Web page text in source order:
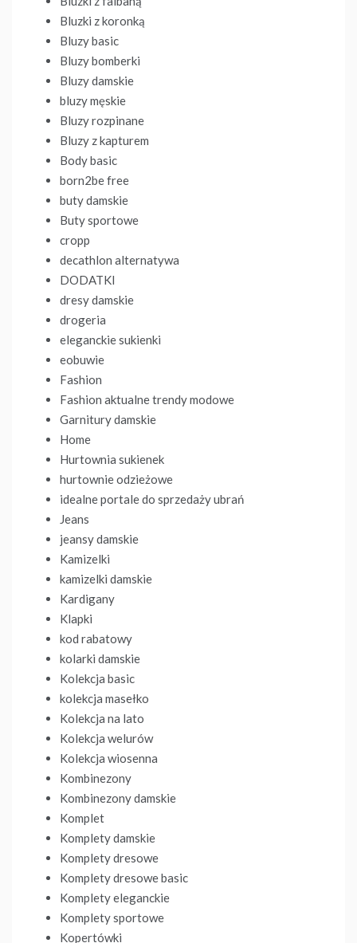
Bluzki z koronką
Bluzy basic
Bluzy bomberki
Bluzy damskie
bluzy męskie
Bluzy rozpinane
Bluzy z kapturem
Body basic
born2be free
buty damskie
Buty sportowe
cropp
decathlon alternatywa
DODATKI
dresy damskie
drogeria
eleganckie sukienki
eobuwie
Fashion
Fashion aktualne trendy modowe
Garnitury damskie
Home
Hurtownia sukienek
hurtownie odzieżowe
idealne portale do sprzedaży ubrań
Jeans
jeansy damskie
Kamizelki
kamizelki damskie
Kardigany
Klapki
kod rabatowy
kolarki damskie
Kolekcja basic
kolekcja masełko
Kolekcja na lato
Kolekcja welurów
Kolekcja wiosenna
Kombinezony
Kombinezony damskie
Komplet
Komplety damskie
Komplety dresowe
Komplety dresowe basic
Komplety eleganckie
Komplety sportowe
Kopertówki